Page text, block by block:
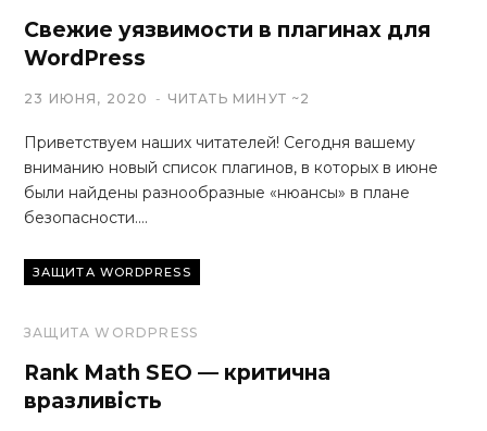
Свежие уязвимости в плагинах для
WordPress
23 ИЮНЯ, 2020 ЧИТАТЬ МИНУТ ~2
Приветствуем наших читателей! Сегодня вашему
вниманию новый список плагинов, в которых в июне
были найдены разнообразные «нюансы» в плане
безопасности.…
ЗАЩИТА WORDPRESS
ЗАЩИТА WORDPRESS
Rank Math SEO — критична
вразливість